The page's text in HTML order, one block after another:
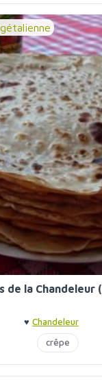
de la Chandeleur
♥ Chandeleur
crêpe